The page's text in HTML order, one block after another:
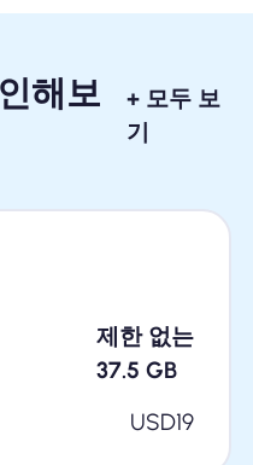
해보
+ 모두 보
기
제한 없는
37.5 GB
USD19